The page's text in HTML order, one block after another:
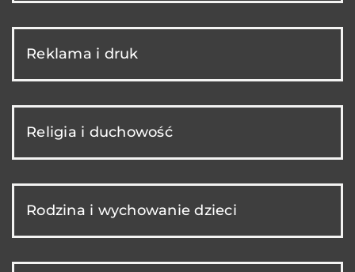
Reklama i druk
Religia i duchowość
Rodzina i wychowanie dzieci